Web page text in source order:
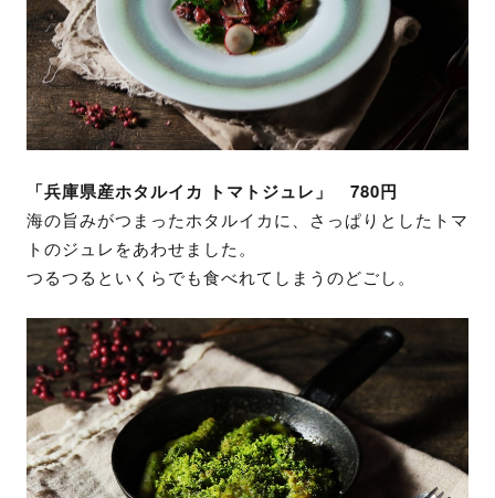
「兵庫県産ホタルイカ トマトジュレ」 780円
海の旨みがつまったホタルイカに、さっぱりとしたトマ
トのジュレをあわせました。
つるつるといくらでも食べれてしまうのどごし。